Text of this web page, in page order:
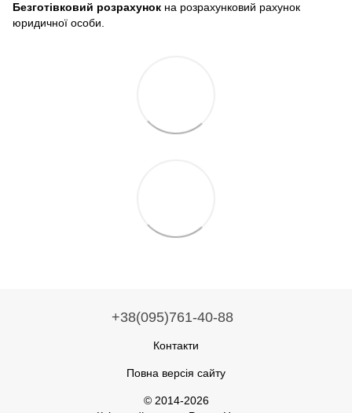
Безготівковий розрахунок на розрахунковий рахунок
юридичної особи.
+38(095)761-40-88
Контакти
Повна версія сайту
© 2014-2026